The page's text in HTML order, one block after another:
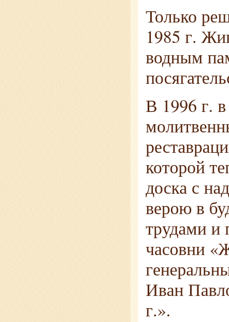
Только
1985 г.
водным
В 1996 г.
которой
доска с
верою в
трудами и
часовни
Иван
г.».